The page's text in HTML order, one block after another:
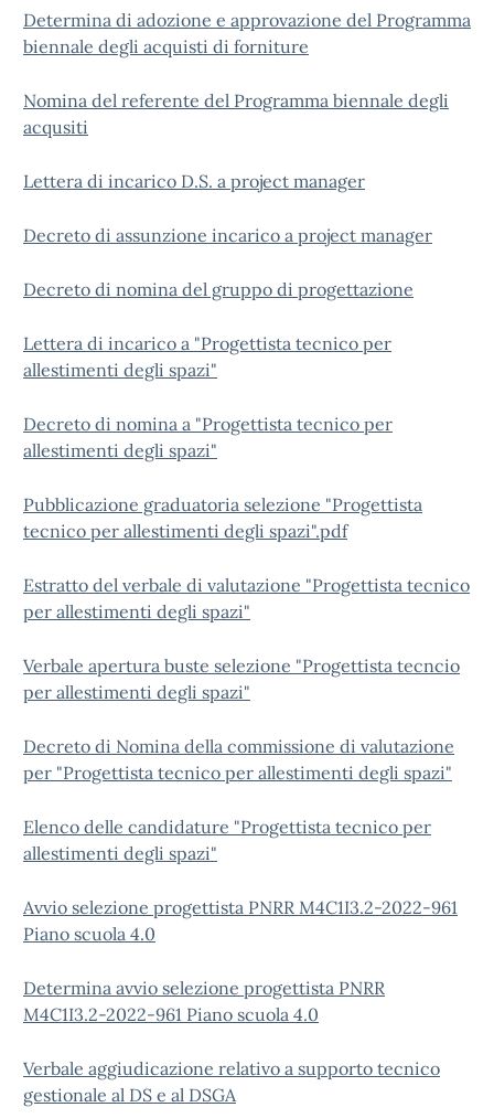
Determina di adozione e approvazione del Programma
biennale degli acquisti di forniture
Nomina del referente del Programma biennale degli
acqusiti
Lettera di incarico D.S. a project manager
Decreto di assunzione incarico a project manager
Decreto di nomina del gruppo di progettazione
Lettera di incarico a "Progettista tecnico per
allestimenti degli spazi"
Decreto di nomina a "Progettista tecnico per
allestimenti degli spazi"
Pubblicazione graduatoria selezione "Progettista
tecnico per allestimenti degli spazi".pdf
Estratto del verbale di valutazione "Progettista tecnico
per allestimenti degli spazi"
Verbale apertura buste selezione "Progettista tecncio
per allestimenti degli spazi"
Decreto di Nomina della commissione di valutazione
per "Progettista tecnico per allestimenti degli spazi"
Elenco delle candidature "Progettista tecnico per
allestimenti degli spazi"
Avvio selezione progettista PNRR M4C1I3.2-2022-961
Piano scuola 4.0
Determina avvio selezione progettista PNRR
M4C1I3.2-2022-961 Piano scuola 4.0
Verbale aggiudicazione relativo a supporto tecnico
gestionale al DS e al DSGA